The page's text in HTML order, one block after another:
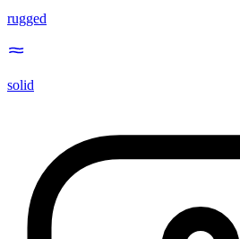
rugged
solid